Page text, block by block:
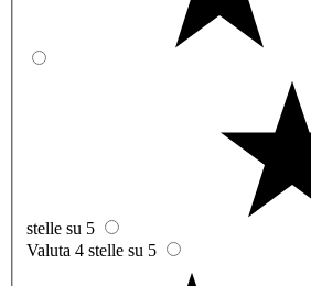
stelle su 5
Valuta 4 stelle su 5